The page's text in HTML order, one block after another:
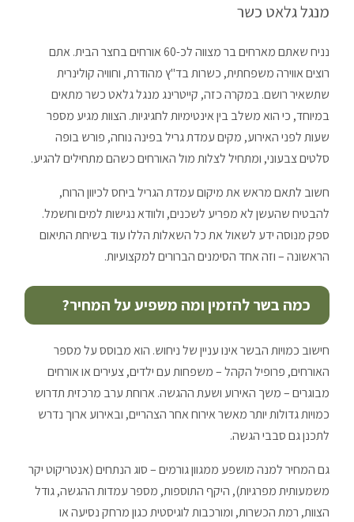
נניח שאתם מארחים בר מצווה לכ-60 אורחים בחצר הבית. אתם
רוצים אווירה משפחתית, כשרות בד"ץ מהודרת, וחוויה קולינרית
שתשאיר רושם. במקרה כזה, קייטרינג מנגל גלאט כשר מתאים
במיוחד, כי הוא משלב בין אינטימיות לחגיגיות. הצוות מגיע מספר
שעות לפני האירוע, מקים עמדת גריל בפינה נוחה, פורש בופה
סלטים צבעוני, ומתחיל לצלות מול האורחים כשהם מתחילים להגיע.
חשוב לתאם מראש את מיקום עמדת הגריל ביחס לכיוון הרוח,
להבטיח שהעשן לא מפריע לשכנים, ולוודא נגישות למים וחשמל.
ספק מנוסה ידע לשאול את כל השאלות הללו עוד בשיחת התיאום
הראשונה – וזה אחד הסימנים הברורים למקצועיות.
כמה בשר להזמין ומה משפיע על המחיר?
חישוב כמויות הבשר אינו עניין של ניחוש. הוא מבוסס על מספר
האורחים, פרופיל הקהל – משפחות עם ילדים, צעירים או אורחים
מבוגרים – משך האירוע ושעת ההגשה. ארוחת ערב מרכזית תדרוש
כמויות גדולות יותר מאשר אירוח אחר הצהריים, ובאירוע ארוך נדרש
לתכנן גם סבבי הגשה.
גם המחיר למנה מושפע ממגוון גורמים – סוג הנתחים (אנטריקוט יקר
משמעותית מפרגיות), היקף התוספות, מספר עמדות ההגשה, גודל
הצוות, רמת הכשרות, ומורכבות לוגיסטית כגון מרחק נסיעה או